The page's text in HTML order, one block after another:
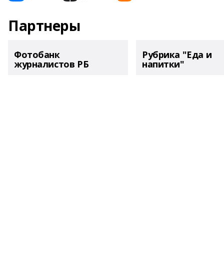
Партнеры
Фотобанк
журналистов РБ
Рубрика "Еда и
напитки"